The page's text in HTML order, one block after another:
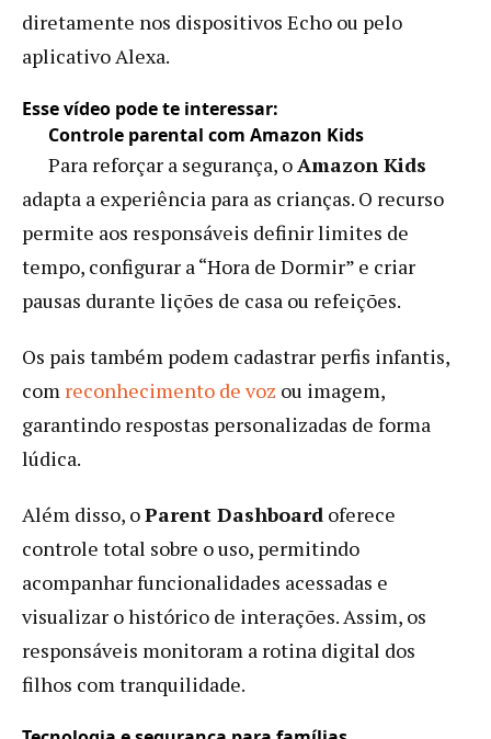
diretamente nos dispositivos Echo ou pelo
aplicativo Alexa.
Esse vídeo pode te interessar:
Controle parental com Amazon Kids
Para reforçar a segurança, oAmazon Kids
adapta a experiência para as crianças. O recurso
permite aos responsáveis definir limites de
tempo, configurar a “Hora de Dormir” e criar
pausas durante lições de casa ou refeições.
Os pais também podem cadastrar perfis infantis,
com reconhecimento de voz ou imagem,
garantindo respostas personalizadas de forma
lúdica.
Além disso, oParent Dashboard oferece
controle total sobre o uso, permitindo
acompanhar funcionalidades acessadas e
visualizar o histórico de interações. Assim, os
responsáveis monitoram a rotina digital dos
filhos com tranquilidade.